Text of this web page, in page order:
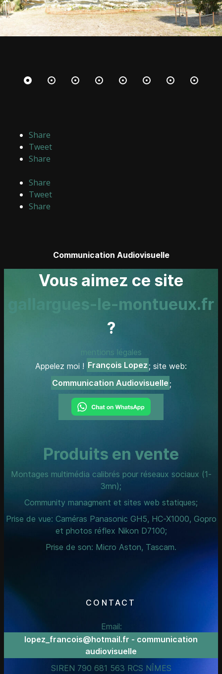
Share
Tweet
Share
Share
Tweet
Share
Communication Audiovisuelle
Vous aimez ce site
gallargues-le-montueux.fr
?
mentions légales
Appelez moi ! François Lopez ; site web:
Communication Audiovisuelle ;
Produits en vente
Montages multimédia calibrés pour réseaux sociaux (1-
3mn);
Community managment et sites web statiques;
Prise de vue: Caméras Panasonic GH5, HC-X1000, Gopro
et photos réflex Nikon D7100;
Prise de son: Micro Aston, Tascam.
CONTACT
Email:
lopez_francois@hotmail.fr - communication
audiovisuelle
SIREN 790 681 563 RCS NÎMES